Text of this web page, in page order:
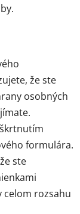
že ste
osobných
formulára.
ste
celom rozsahu